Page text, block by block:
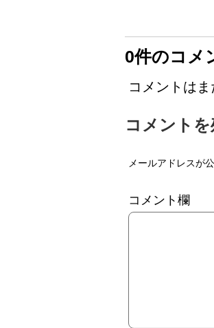
0件のコメ
コメントはま
コメント
メールアドレスが
コメント欄